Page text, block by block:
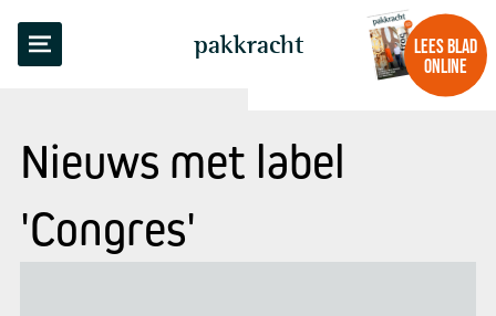
pakkracht
LEES BLAD
ONLINE
Nieuws met label
'Congres'